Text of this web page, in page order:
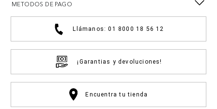
METODOS DE PAGO
Llámanos: 01 8000 18 56 12
¡Garantias y devoluciones!
Encuentra tu tienda